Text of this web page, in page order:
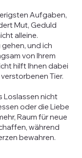
Aufgaben,
Mut, Geduld
alleine.
und ich
von Ihrem
hilft Ihnen dabei
Tier.
Loslassen nicht
oder die Liebe
Raum für neue
während
bewahren.